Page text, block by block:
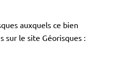
auxquels ce bien
sur le site Géorisques :